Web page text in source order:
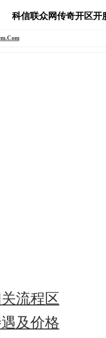
科信联众网传奇开区开
流程区
及价格